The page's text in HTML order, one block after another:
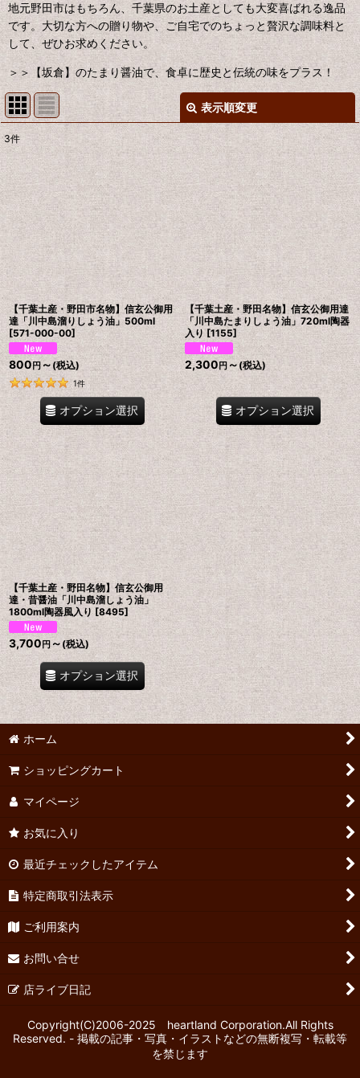
地元野田市はもちろん、千葉県のお土産としても大変喜ばれる逸品
です。大切な方への贈り物や、ご自宅でのちょっと贅沢な調味料と
して、ぜひお求めください。
＞＞【坂倉】のたまり醤油で、食卓に歴史と伝統の味をプラス！
表示順変更
表示数:
並び順
絞り込む
3件
【千葉土産・野田市名物】信玄公御用
達「川中島溜りしょう油」500ml
[571-000-00]
800円 ～ (税込)
1件
オプション選択
【千葉土産・野田名物】信玄公御用達
「川中島たまりしょう油」720ml陶器
入り [1155]
2,300円 ～ (税込)
オプション選択
【千葉土産・野田名物】信玄公御用
達・昔醤油「川中島溜しょう油」
1800ml陶器風入り [8495]
3,700 円～ (税込)
オプション選択
ホーム
ショッピングカート
マイページ
お気に入り
最近チェックしたアイテム
特定商取引法表示
ご利用案内
お問い合せ
店ライブ日記
Copyright(C)2006-2025 heartland Corporation.All Rights
Reserved. - 掲載の記事・写真・イラストなどの無断複写・転載等
を禁じます